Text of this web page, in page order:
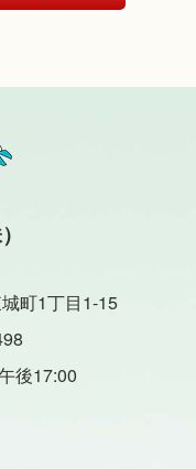
町1丁目1-15
後17:00